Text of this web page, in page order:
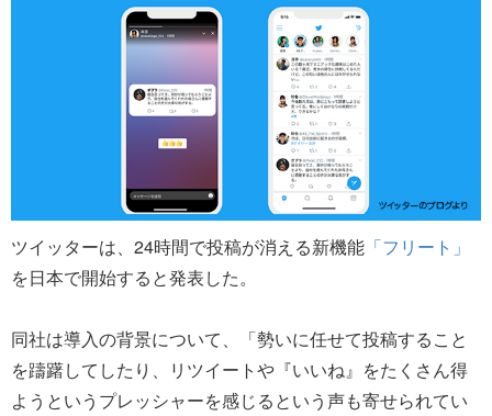
ツイッターは、24時間で投稿が消える新機能 「フリート」
を日本で開始すると発表した。
同社は導入の背景について、「勢いに任せて投稿すること
を躊躇してしたり、リツイートや『いいね』をたくさん得
ようというプレッシャーを感じるという声も寄せられてい